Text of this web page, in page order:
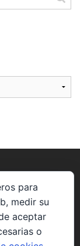
cuya misión
con el
para
medir su
aceptar
o